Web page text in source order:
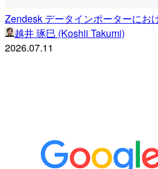
Zendesk データインポーターにお
越井 琢巳 (Koshii Takumi)
2026.07.11